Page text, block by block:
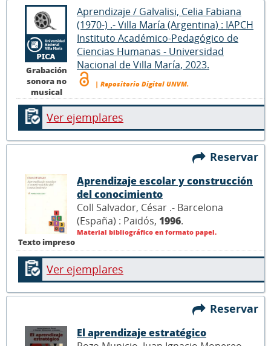
Grabación
sonora no
musical
Aprendizaje / Galvalisi, Celia Fabiana
(1970-) .- Villa María (Argentina) : IAPCH
Instituto Académico-Pedagógico de
Ciencias Humanas - Universidad
Nacional de Villa María, 2023.
| Repositorio Digital UNVM.
Ver ejemplares
Reservar
Texto impreso
Aprendizaje escolar y construcción
del conocimiento
Coll Salvador, César .- Barcelona
(España) : Paidós, 1996.
Material bibliográfico en formato papel.
Ver ejemplares
Reservar
El aprendizaje estratégico